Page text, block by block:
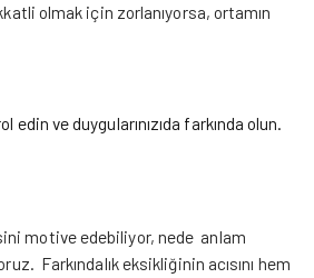
olmak için zorlanıyorsa, ortamın
ve duygularınızıda farkında olun.
motive edebiliyor, nede anlam
Farkındalık eksikliğinin acısını hem